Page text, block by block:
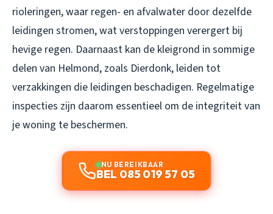
rioleringen, waar regen- en afvalwater door dezelfde
leidingen stromen, wat verstoppingen verergert bij
hevige regen. Daarnaast kan de kleigrond in sommige
delen van Helmond, zoals Dierdonk, leiden tot
verzakkingen die leidingen beschadigen. Regelmatige
inspecties zijn daarom essentieel om de integriteit van
je woning te beschermen.
NU BEREIKBAAR
BEL 085 019 57 05